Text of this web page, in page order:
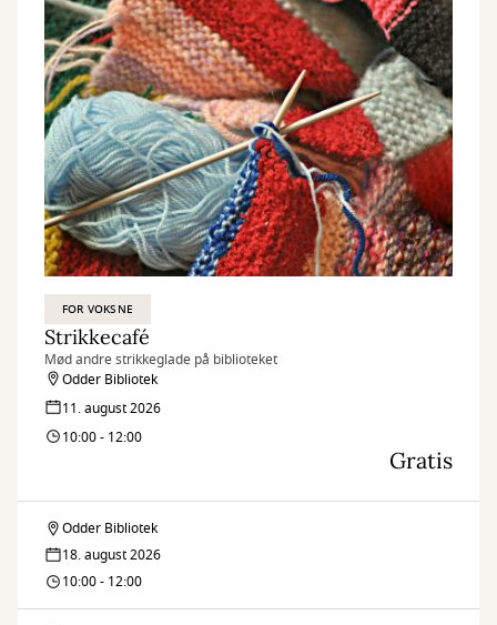
FOR VOKSNE
Strikkecafé
Mød andre strikkeglade på biblioteket
Odder Bibliotek
11. august 2026
10:00 - 12:00
Gratis
Strikkecafé
Odder Bibliotek
18. august 2026
10:00 - 12:00